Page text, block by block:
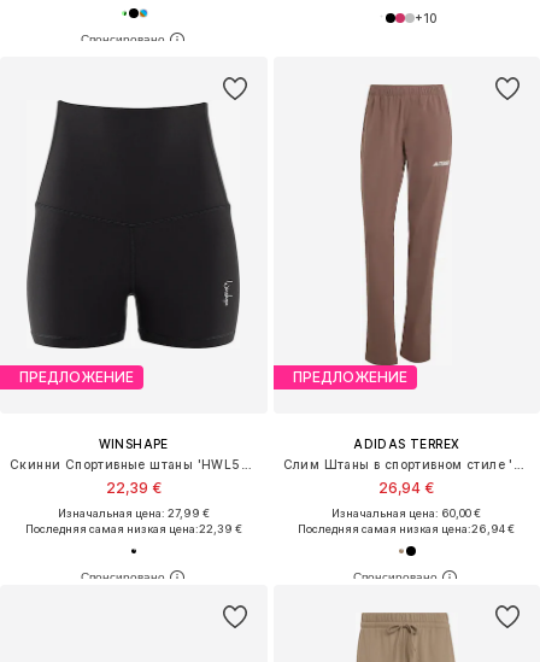
+10
ПРЕДЛОЖЕНИЕ
WINSHAPE
22,39 €
Изначальная цена: 27,99 €
Последняя самая низкая цена:22,39 €
ПРЕДЛОЖЕНИЕ
ADIDAS TERREX
26,94 €
Изначальная цена: 60,00 €
Последняя самая низкая цена:26,94 €